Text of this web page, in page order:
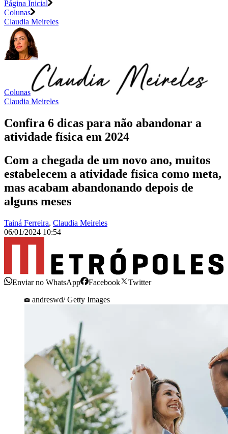
Página Inicial
Colunas
Claudia Meireles
Colunas
Claudia Meireles
Confira 6 dicas para não abandonar a
atividade física em 2024
Com a chegada de um novo ano, muitos
estabelecem a atividade física como meta,
mas acabam abandonando depois de
alguns meses
Tainá Ferreira, Claudia Meireles
06/01/2024 10:54
Enviar no WhatsApp Facebook
Twitter
andreswd/ Getty Images